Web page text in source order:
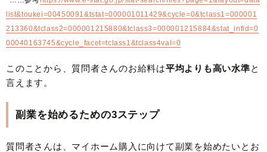
list&toukei=00450091&tstat=000001011429&cycle=0&tclass1=000001
213360&tclass2=000001215880&tclass3=000001215884&stat_infid=0
00040163745&cycle_facet=tclass1&tclass4val=0
このことから、質問者さんのお給料は平均よりも高い水準と
言えます。
副業を始めるための3ステップ
質問者さんは、マイホーム購入に向けて副業を始めたいとお